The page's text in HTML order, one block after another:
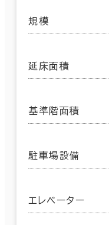
規模
延床面積
基準階面積
駐車場設備
エレベーター